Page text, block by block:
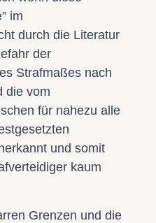
im
durch die Literatur
der
Strafmaßes nach
die vom
für nahezu alle
und somit
kaum
Grenzen und die